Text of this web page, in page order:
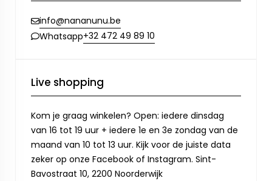
info@nananunu.be
Whatsapp+32 472 49 89 10
Live shopping
Kom je graag winkelen? Open: iedere dinsdag
van 16 tot 19 uur + iedere 1e en 3e zondag van de
maand van 10 tot 13 uur. Kijk voor de juiste data
zeker op onze Facebook of Instagram. Sint-
Bavostraat 10, 2200 Noorderwijk